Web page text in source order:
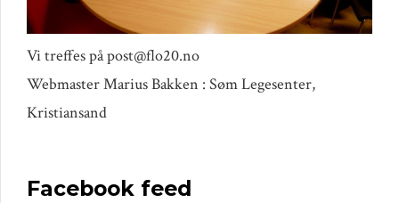
Vi treffes på post@flo20.no
Webmaster Marius Bakken : Søm Legesenter,
Kristiansand
Facebook feed